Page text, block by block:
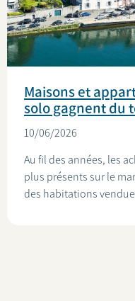
Maisons et
solo gagnent du
10/06/2026
Au fil des années, les
plus présents sur le
des habitations